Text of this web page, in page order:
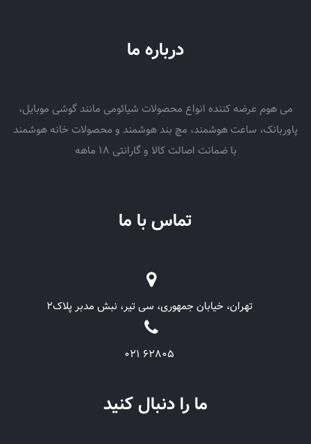
درباره ما
می هوم عرضه کننده انواع محصولات شیائومی مانند گوشی موبایل،
پاوربانک، ساعت هوشمند، مچ بند هوشمند و محصولات خانه هوشمند
با ضمانت اصالت کالا و گارانتی 18 ماهه
تماس با ما
تهران، خیابان جمهوری، سی تیر، نبش مدبر پلاک۲
62805 021
ما را دنبال کنید